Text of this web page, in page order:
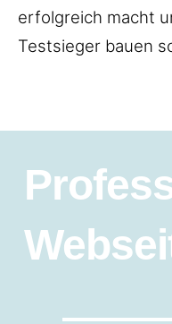
erfolgreich macht
Testsieger bauen